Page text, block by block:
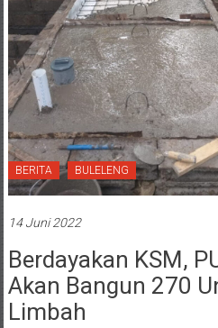
BERITA BULELENG
14 Juni 2022
Berdayakan KSM,
Akan Bangun 270
Limbah